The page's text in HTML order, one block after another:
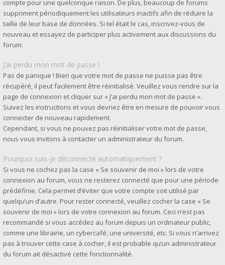
compte pour une quelconque raison. De plus, beaucoup de forums
suppriment périodiquement les utilisateurs inactifs afin de réduire la
taille de leur base de données. Si tel était le cas, inscrivez-vous de
nouveau et essayez de participer plus activement aux discussions du
forum.
J’ai perdu mon mot de passe !
Pas de panique ! Bien que votre mot de passe ne puisse pas être
récupéré, il peut facilement être réinitialisé. Veuillez vous rendre sur la
page de connexion et cliquer sur « J’ai perdu mon mot de passe ».
Suivez les instructions et vous devriez être en mesure de pouvoir vous
connecter de nouveau rapidement.
Cependant, si vous ne pouvez pas réinitialiser votre mot de passe,
nous vous invitons à contacter un administrateur du forum.
Pourquoi suis-je déconnecté automatiquement ?
Si vous ne cochez pas la case « Se souvenir de moi » lors de votre
connexion au forum, vous ne resterez connecté que pour une période
prédéfinie. Cela permet d’éviter que votre compte soit utilisé par
quelqu’un d’autre. Pour rester connecté, veuillez cocher la case « Se
souvenir de moi » lors de votre connexion au forum. Ceci n’est pas
recommandé si vous accédez au forum depuis un ordinateur public,
comme une librairie, un cybercafé, une université, etc. Si vous n’arrivez
pas à trouver cette case à cocher, il est probable qu’un administrateur
du forum ait désactivé cette fonctionnalité.